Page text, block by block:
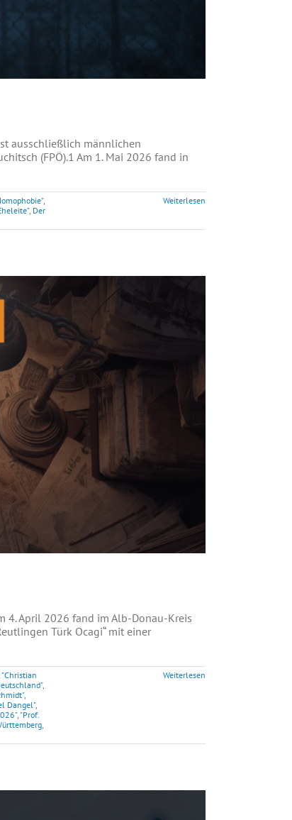
ausschließlich männlichen
(FPÖ).1 Am 1. Mai 2026 fand in
,
, Der
Weiterlesen
4. April 2026 fand im Alb-Donau-Kreis
Türk Ocagi“ mit einer
"Christian
,
,
Dangel",
, "Prof.
,
Weiterlesen